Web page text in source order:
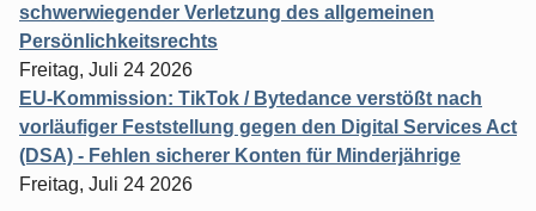
schwerwiegender Verletzung des allgemeinen
Persönlichkeitsrechts
Freitag, Juli 24 2026
EU-Kommission: TikTok / Bytedance verstößt nach
vorläufiger Feststellung gegen den Digital Services Act
(DSA) - Fehlen sicherer Konten für Minderjährige
Freitag, Juli 24 2026